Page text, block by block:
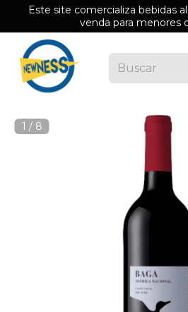
Este site comercializa bebidas
venda para menores
1 / 8